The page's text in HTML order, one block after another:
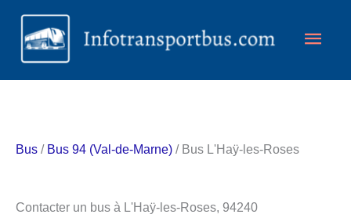
Aller
contenu
Bus / Bus 94 (Val-de-Marne) / Bus L'Haÿ-les-Roses
Contacter un bus à L'Haÿ-les-Roses, 94240